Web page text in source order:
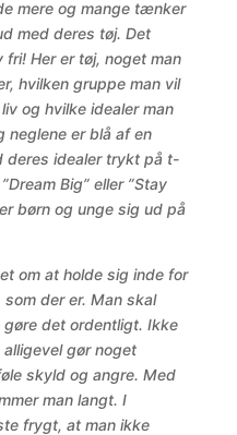
mere og mange tænker
med deres tøj. Det
Her er tøj, noget man
hvilken gruppe man vil
og hvilke idealer man
neglene er blå af en
deres idealer trykt på t-
Big” eller ”Stay
børn og unge sig ud på
om at holde sig inde for
der er. Man skal
det ordentligt. Ikke
gør noget
skyld og angre. Med
man langt. I
frygt, at man ikke